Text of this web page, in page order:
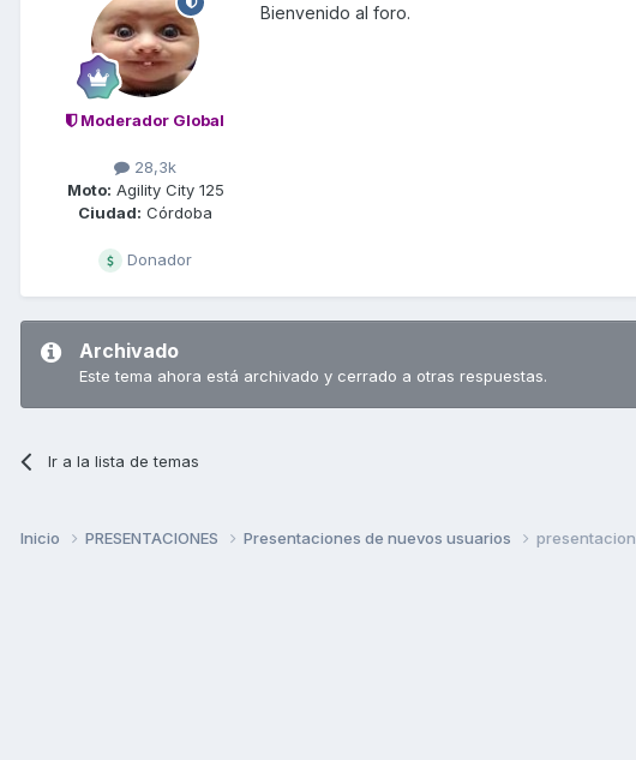
Moderador Global
28,3k
Moto: Agility City 125
Ciudad: Córdoba
Donador
Bienvenido al foro.
Archivado
Este tema ahora está archivado y cerrado a otras respuestas.
Ir a la lista de temas
Inicio PRESENTACIONES Presentaciones de nuevos usuarios presentacion